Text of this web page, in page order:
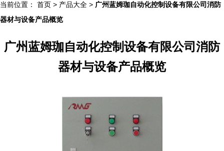
当前位置： 首页 > 产品大全 > 广州蓝姆珈自动化控制设备有限公司消防
器材与设备产品概览
广州蓝姆珈自动化控制设备有限公司消防
器材与设备产品概览